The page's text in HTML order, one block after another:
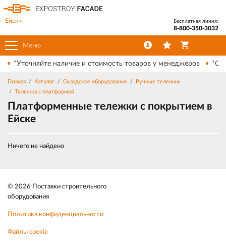
Меню
Ейск Бесплатная линия:
8-800-350-3032
*Уточняйте наличие и стоимость товаров у менеджеров
Главная Каталог Складское оборудование
Ручные тележки
Тележка с платформой
Платформенные тележки с покрытием в
Ейске
Ничего не найдено
© 2026 Поставки строительного
оборудования
Политика конфиденциальности
Файлы cookie